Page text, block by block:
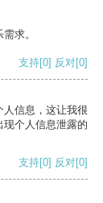
求。
支持[0] 反对[0]
信息，这让我很
个人信息泄露的
支持[0] 反对[0]